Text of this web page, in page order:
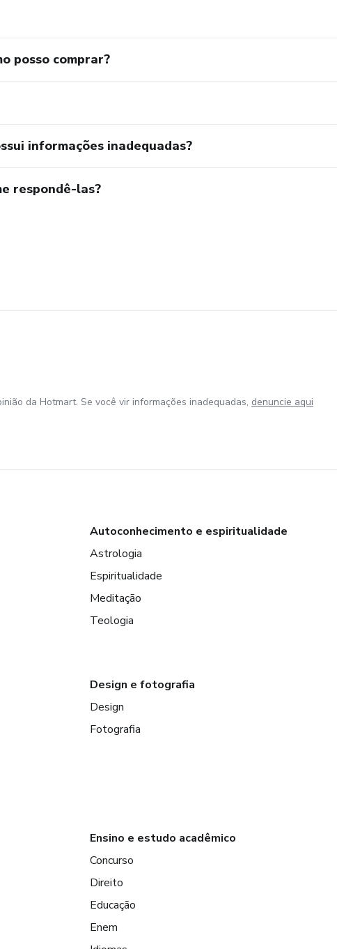
posso comprar?
informações inadequadas?
respondê-las?
da Hotmart. Se você vir informações inadequadas, denuncie aqui
Autoconhecimento e espiritualidade
Astrologia
Espiritualidade
Meditação
Teologia
Design e fotografia
Design
Fotografia
Ensino e estudo acadêmico
Concurso
Direito
Educação
Enem